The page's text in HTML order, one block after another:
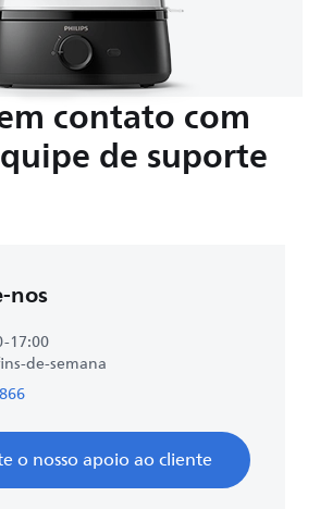
contato com
de suporte
nos
17:00
de-semana
o nosso apoio ao cliente